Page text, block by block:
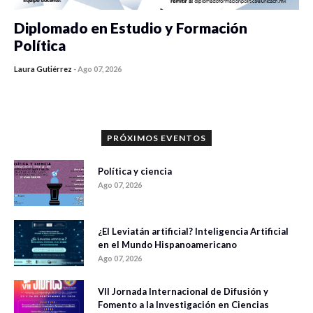
Diplomado en Estudio y Formación
Política
Laura Gutiérrez -Ago 07, 2026
PRÓXIMOS EVENTOS
Política y ciencia
Ago 07, 2026
¿El Leviatán artificial? Inteligencia Artificial
en el Mundo Hispanoamericano
Ago 07, 2026
VII Jornada Internacional de Difusión y
Fomento a la Investigación en Ciencias